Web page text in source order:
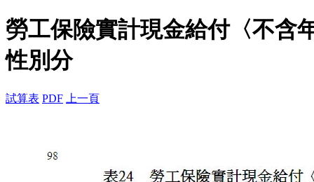
勞工保險實計現金給付〈不含
性別分
試算表 PDF 上一頁